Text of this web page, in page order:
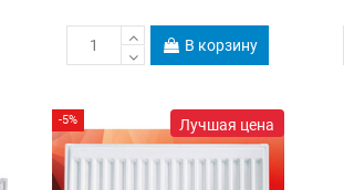
В корзину
Лучшая цена
-5%